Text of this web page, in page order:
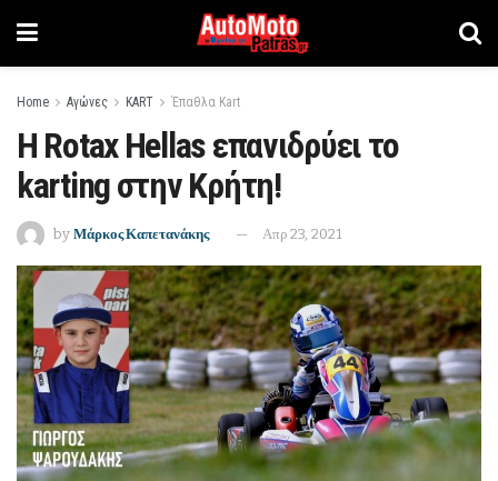
Home Αγώνες KART Έπαθλα Kart
Η Rotax Hellas επανιδρύει το
karting στην Κρήτη!
by Μάρκος Καπετανάκης Απρ 23, 2021